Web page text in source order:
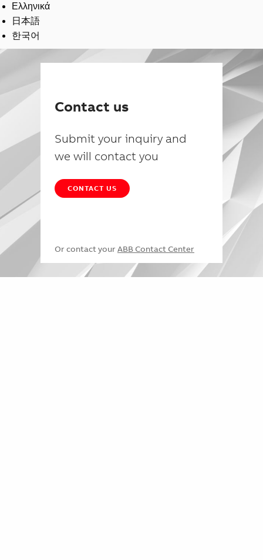
Ελληνικά
日本語
한국어
Contact us
Submit your inquiry and
we will contact you
CONTACT US
Or contact your ABB Contact Center